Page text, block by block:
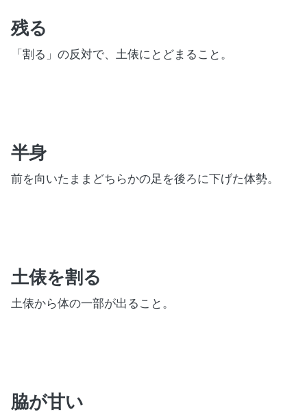
残る
「割る」の反対で、土俵にとどまること。
半身
前を向いたままどちらかの足を後ろに下げた体勢。
土俵を割る
土俵から体の一部が出ること。
脇が甘い